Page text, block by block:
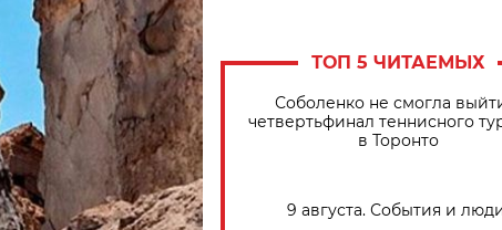
ТОП 5 ЧИТАЕМЫХ
Соболенко не смогла
четвертьфинал теннисного
в Торонто
9 августа. События и